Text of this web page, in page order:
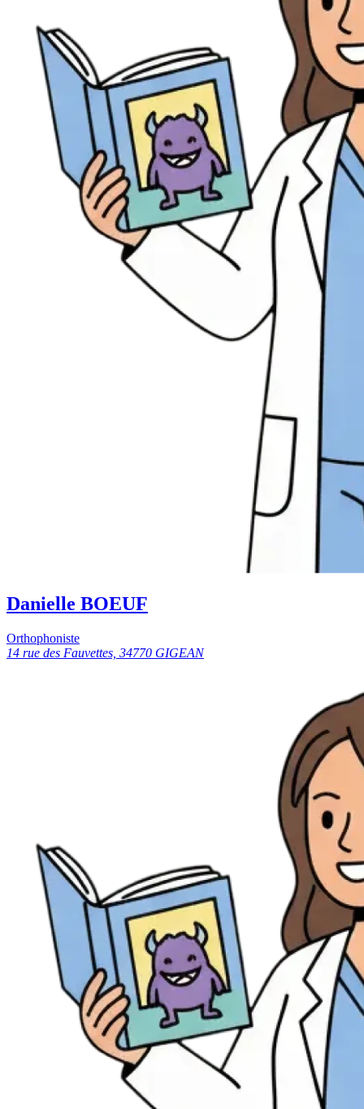
Danielle BOEUF
Orthophoniste
14 rue des Fauvettes, 34770 GIGEAN